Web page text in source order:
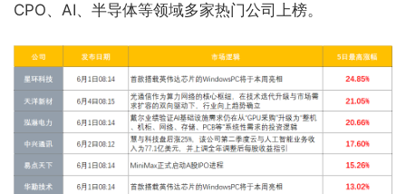
CPO、AI、半导体等领域多家热门公司上榜。